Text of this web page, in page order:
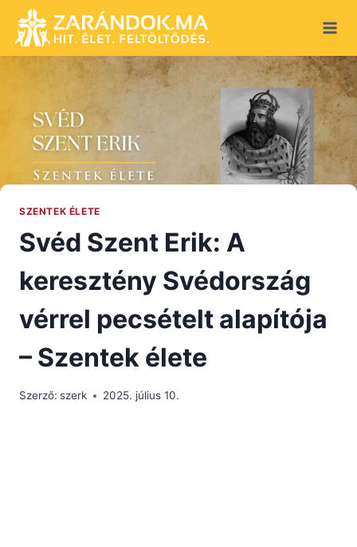
content
SZENTEK ÉLETE
Svéd Szent Erik: A
keresztény Svédország
vérrel pecsételt alapítója
– Szentek élete
Szerző: szerk 2025. július 10.